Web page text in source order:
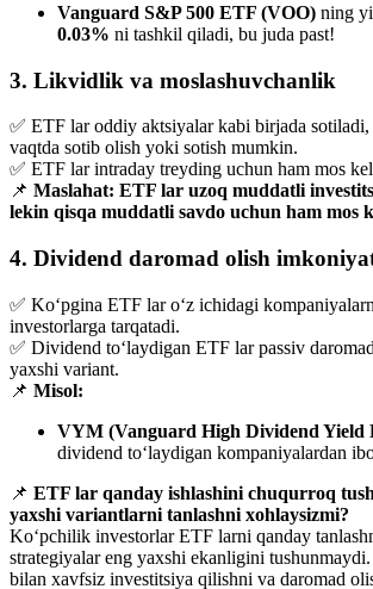
Vanguard S&P 500 ETF (VOO) ning
0.03% ni tashkil qiladi, bu juda past!
3. Likvidlik va moslashuvchanlik
✅ ETF lar oddiy aktsiyalar kabi birjada sotiladi,
vaqtda sotib olish yoki sotish mumkin.
✅ ETF lar intraday treyding uchun ham mos
📌 Maslahat: ETF lar uzoq muddatli
lekin qisqa muddatli savdo uchun ham mos
4. Dividend daromad olish
✅ Ko‘pgina ETF lar o‘z ichidagi
investorlarga tarqatadi.
✅ Dividend to‘laydigan ETF lar passiv
yaxshi variant.
📌 Misol:
VYM (Vanguard High Dividend Yield
dividend to‘laydigan kompaniyalardan
📌 ETF lar qanday ishlashini chuqurroq
yaxshi variantlarni tanlashni xohlaysizmi?
Ko‘pchilik investorlar ETF larni qanday
strategiyalar eng yaxshi ekanligini
bilan xavfsiz investitsiya qilishni va daromad